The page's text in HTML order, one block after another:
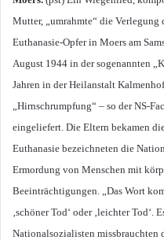
Mutter, „umrahmte“ die Verlegung
Euthanasie-Opfer in Moers am
August 1944 in der sogenannten
Jahren in der Heilanstalt
„Hirnschrumpfung“ – so der NS-
eingeliefert. Die Eltern bekamen
Euthanasie bezeichneten die
Ermordung von Menschen mit
Beeinträchtigungen. „Das Wort
‚schöner Tod‘ oder ‚leichter Tod‘.
Nationalsozialisten missbrauchten